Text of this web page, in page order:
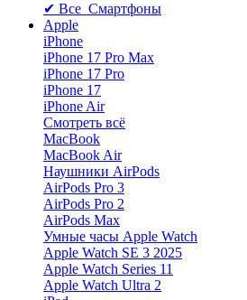
✔ Все Смартфоны
Apple
iPhone
iPhone 17 Pro Max
iPhone 17 Pro
iPhone 17
iPhone Air
Смотреть всё
MacBook
MacBook Air
Наушники AirPods
AirPods Pro 3
AirPods Pro 2
AirPods Max
Умные часы Apple Watch
Apple Watch SE 3 2025
Apple Watch Series 11
Apple Watch Ultra 2